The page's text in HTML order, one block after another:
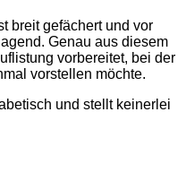
breit gefächert und vor
Genau aus diesem
vorbereitet, bei der
vorstellen möchte.
und stellt keinerlei